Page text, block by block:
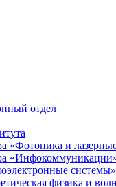
отдел
«Фотоника и
системы»
физика и